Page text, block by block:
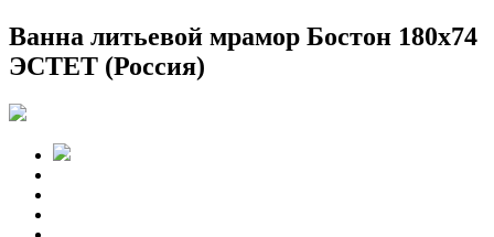
Ванна литьевой мрамор Бостон 180х74
ЭСТЕТ (Россия)